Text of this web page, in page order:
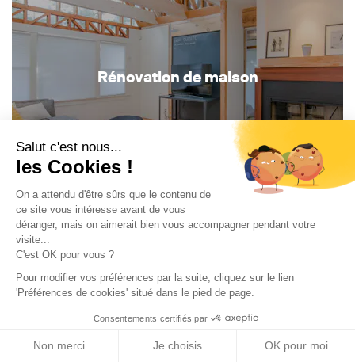
Salut c'est nous...
les Cookies !
On a attendu d'être sûrs que le contenu de
ce site vous intéresse avant de vous
déranger, mais on aimerait bien vous accompagner pendant votre
visite...
C'est OK pour vous ?
Pour modifier vos préférences par la suite, cliquez sur le lien
'Préférences de cookies' situé dans le pied de page.
Consentements certifiés par
Non merci Je choisis OK pour moi
Rénovation de maison
Rénovation studio
Construction piscine
Construction maison moderne
de travaux